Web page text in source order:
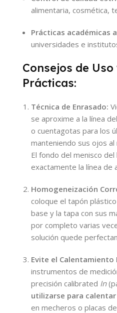
alimentaria, cosmética,
Prácticas académicas
universidades e
Consejos de
Prácticas:
Técnica de Enrasado:
se aproxime a la línea
o cuentagotas para los
manteniendo sus ojos al
El fondo del menisco
exactamente la línea de
Homogeneización
coloque el tapón
base y la tapa con sus
por completo varias
solución quede
Evite el Calentamiento
instrumentos de
precisión calibrated In
utilizarse para
en mecheros o placas